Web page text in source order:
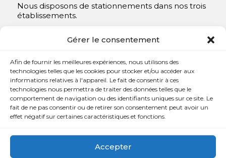
Gérer le consentement
Afin de fournir les meilleures expériences, nous utilisons des
technologies telles que les cookies pour stocker et/ou accéder aux
informations relatives à l'appareil. Le fait de consentir à ces
technologies nous permettra de traiter des données telles que le
comportement de navigation ou des identifiants uniques sur ce site. Le
fait de ne pas consentir ou de retirer son consentement peut avoir un
effet négatif sur certaines caractéristiques et fonctions.
Accepter
Nous disposons de stationnements dans nos trois
établissements.
Contact
 450 654-3342
 info@charlesrajotte.com
765, rue Notre-Dame